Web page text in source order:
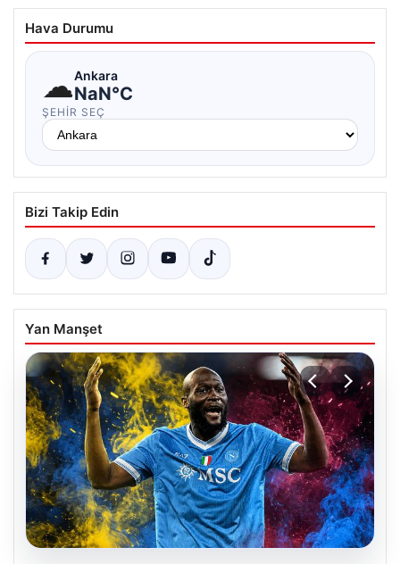
Hava Durumu
☁Ankara
NaN°C
ŞEHIR SEÇ
Bizi Takip Edin
Yan Manşet